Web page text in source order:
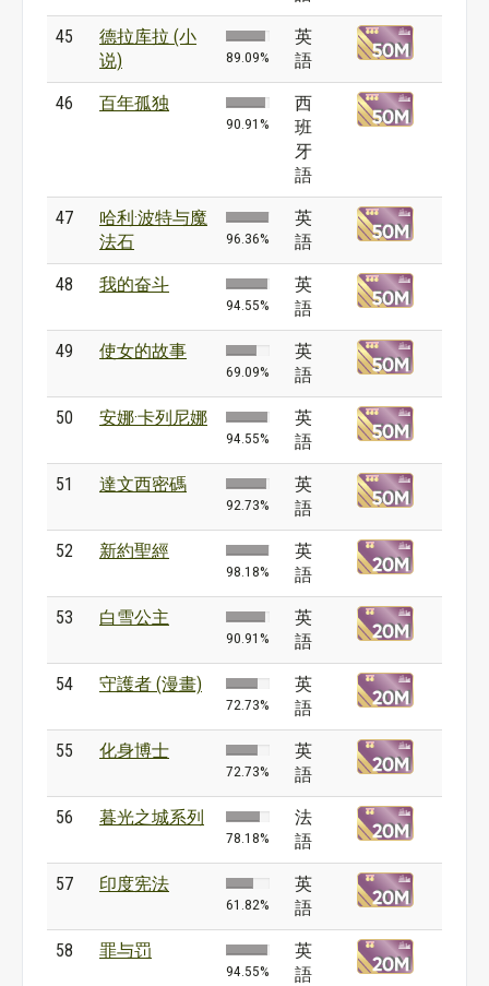
45
德拉库拉 (小
说)
89.09%
英
語
46 百年孤独
90.91%
西
班
牙
語
47
哈利·波特与魔
法石
96.36%
英
語
48 我的奋斗
94.55%
英
語
49 使女的故事
69.09%
英
語
50 安娜·卡列尼娜
94.55%
英
語
51 達文西密碼
92.73%
英
語
52 新約聖經
98.18%
英
語
53 白雪公主
90.91%
英
語
54 守護者 (漫畫)
72.73%
英
語
55 化身博士
72.73%
英
語
56 暮光之城系列
78.18%
法
語
57 印度宪法
61.82%
英
語
58 罪与罚
94.55%
英
語